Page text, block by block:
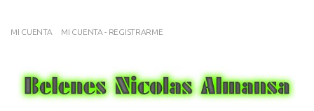
MI CUENTA MI CUENTA - REGISTRARME